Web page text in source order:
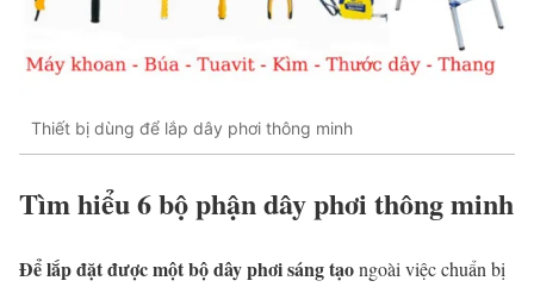
Thiết bị dùng để lắp dây phơi thông minh
Tìm hiểu 6 bộ phận dây phơi thông minh
Để lắp đặt được một bộ dây phơi sáng tạongoài việc chuẩn bị